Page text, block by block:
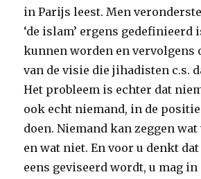
in Parijs leest. Men
‘de islam’ ergens gedefinieerd
kunnen worden en vervolgens
van de visie die jihadisten c.s.
Het probleem is echter dat
ook echt niemand, in de
doen. Niemand kan zeggen wat
en wat niet. En voor u denkt
eens geviseerd wordt, u mag